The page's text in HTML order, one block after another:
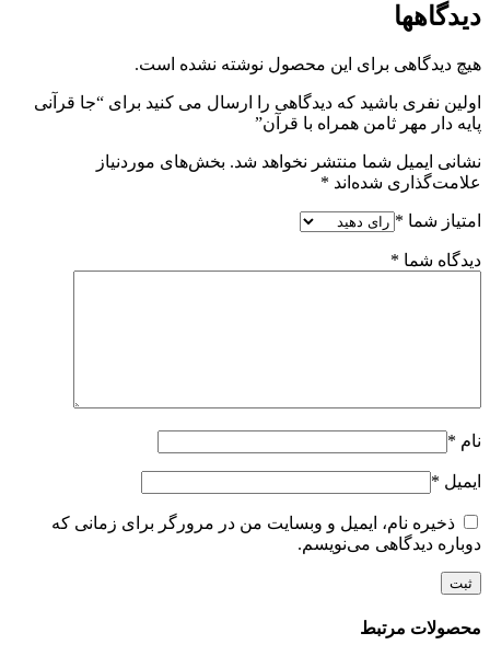
دیدگاهها
هیچ دیدگاهی برای این محصول نوشته نشده است.
اولین نفری باشید که دیدگاهی را ارسال می کنید برای “جا قرآنی
پایه دار مهر ثامن همراه با قرآن”
نشانی ایمیل شما منتشر نخواهد شد. بخش‌های موردنیاز
علامت‌گذاری شده‌اند *
امتیاز شما *
دیدگاه شما *
نام *
ایمیل *
ذخیره نام، ایمیل و وبسایت من در مرورگر برای زمانی که
دوباره دیدگاهی می‌نویسم.
محصولات مرتبط